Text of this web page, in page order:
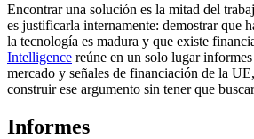
Encontrar una solución es la mitad del
es justificarla internamente: demostrar que
la tecnología es madura y que existe
Intelligence reúne en un solo lugar
mercado y señales de financiación de la
construir ese argumento sin tener que
Informes